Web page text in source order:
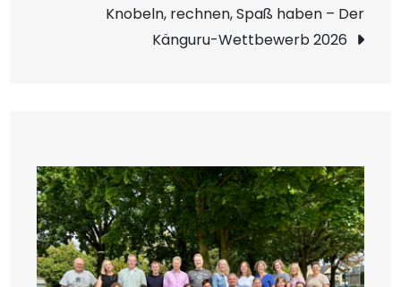
Knobeln, rechnen, Spaß haben – Der
Känguru-Wettbewerb 2026